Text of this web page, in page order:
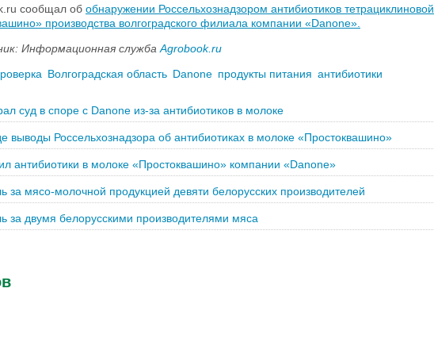
сообщал об обнаружении Россельхознадзором антибиотиков тетрациклиновой
производства волгоградского филиала компании «Danone».
Информационная служба Agrobook.ru
Волгоградская область Danone продукты питания антибиотики
суд в споре с Danone из-за антибиотиков в молоке
выводы Россельхознадзора об антибиотиках в молоке «Простоквашино»
антибиотики в молоке «Простоквашино» компании «Danone»
за мясо-молочной продукцией девяти белорусских производителей
за двумя белорусскими производителями мяса